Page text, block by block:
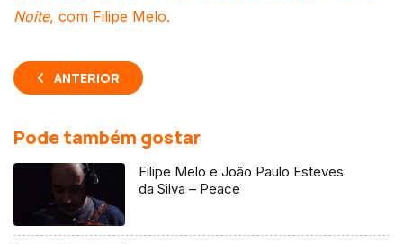
Noite, com Filipe Melo.
ANTERIOR
Pode também gostar
Filipe Melo e João Paulo Esteves
da Silva – Peace